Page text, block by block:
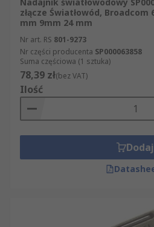
złącze Światłowód, Broadcom
mm 9mm 24 mm
Nr art. RS 801-9273
Nr części producenta SP000063858
Suma częściowa (1 sztuka)
78,39 zł(bez VAT)
Ilość
Dodaj